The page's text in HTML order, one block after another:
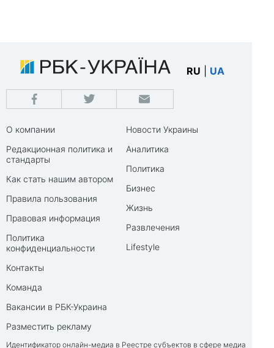
RU UA
О компании
Редакционная политика и
стандарты
Как стать нашим автором
Правила пользования
Правовая информация
Политика
конфиденциальности
Контакты
Команда
Вакансии в РБК-Украина
Разместить рекламу
Новости Украины
Аналитика
Политика
Бизнес
Жизнь
Развлечения
Lifestyle
Идентификатор онлайн-медиа в Реестре субъектов в сфере медиа